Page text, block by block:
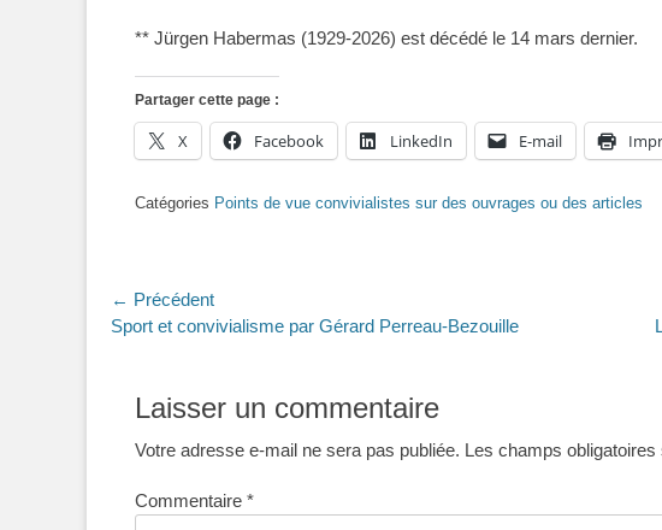
** Jürgen Habermas (1929-2026) est décédé le 14 mars dernier.
Partager cette page :
X Facebook LinkedIn E-mail
Catégories Points de vue convivialistes sur des ouvrages ou des articles
Navigation
de
← Précédent
Article
Sport et convivialisme par Gérard Perreau-Bezouille
Laisser un commentaire
Votre adresse e-mail ne sera pas publiée. Les champs
Commentaire *